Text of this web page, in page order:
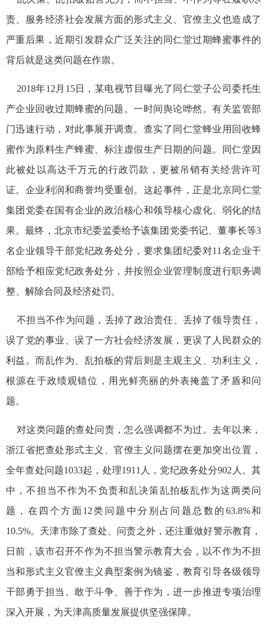
责、服务经济社会发展方面的形式主义、官僚主义也造成了
严重后果，近期引发群众广泛关注的同仁堂过期蜂蜜事件的
背后就是这类问题在作祟。
2018年12月15日，某电视节目曝光了同仁堂子公司委托生
产企业回收过期蜂蜜的问题。一时间舆论哗然。有关监管部
门迅速行动，对此事展开调查。查实了同仁堂蜂业用回收蜂
蜜作为原料生产蜂蜜、标注虚假生产日期的问题。同仁堂因
此被处以高达千万元的行政罚款，更被吊销有关经营许可
证。企业利润和商誉均受重创。这起事件，正是北京同仁堂
集团党委在国有企业的政治核心和领导核心虚化、弱化的结
果。最终，北京市纪委监委给予该集团党委书记、董事长等3
名企业领导干部党纪政务处分，要求集团纪委对11名企业干
部给予相应党纪政务处分，并按照企业管理制度进行职务调
整、解除合同及经济处罚。
不担当不作为问题，丢掉了政治责任、丢掉了领导责任，
误了党的事业、误了一方社会经济发展，更误了人民群众的
利益。而乱作为、乱拍板的背后则是主观主义、功利主义，
根源在于政绩观错位，用光鲜亮丽的外表掩盖了矛盾和问
题。
对这类问题的查处问责，怎么强调都不为过。去年以来，
浙江省把查处形式主义、官僚主义问题摆在更加突出位置，
全年查处问题1033起，处理1911人，党纪政务处分902人。其
中，不担当不作为不负责和乱决策乱拍板乱作为这两类问
题，在四个方面12类问题中分别占问题总数的63.8%和
10.5%。天津市除了查处、问责之外，还注重做好警示教育，
日前，该市召开不作为不担当警示教育大会，以不作为不担
当和形式主义官僚主义典型案例为镜鉴，教育引导各级领导
干部勇于担当、敢于斗争、善于作为，进一步推进专项治理
深入开展，为天津高质量发展提供坚强保障。